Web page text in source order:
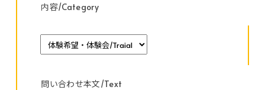
内容/Category
問い合わせ本文/Text